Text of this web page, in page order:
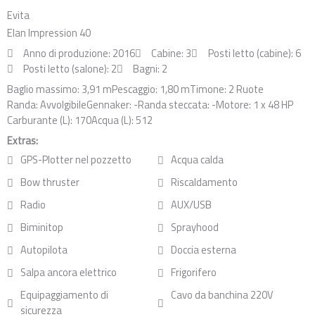
o
k
i
n a
m
Evita
Elan Impression 40
Anno di produzione: 2016
Cabine: 3
Posti letto (cabine): 6
Posti letto (salone): 2
Bagni: 2
Baglio massimo: 3,91 mPescaggio: 1,80 mTimone: 2 Ruote
Randa: AvvolgibileGennaker: -Randa steccata: -Motore: 1 x 48 HP
Carburante (L): 170Acqua (L): 512
Extras:
GPS-Plotter nel pozzetto
Acqua calda
Bow thruster
Riscaldamento
Radio
AUX/USB
Biminitop
Sprayhood
Autopilota
Doccia esterna
Salpa ancora elettrico
Frigorifero
Equipaggiamento di
sicurezza
Cavo da banchina 220V